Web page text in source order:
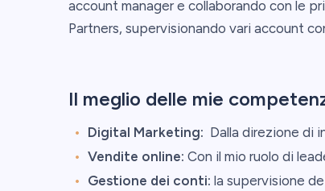
account manager e collaborando con le
Partners, supervisionando vari account
Il meglio delle mie
Digital Marketing: Dalla direzione di
Vendite online: Con il mio ruolo di
Gestione dei conti: la supervisione